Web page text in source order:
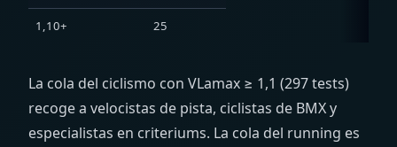
1,10+ 25
La cola del ciclismo con VLamax ≥ 1,1 (297 tests)
recoge a velocistas de pista, ciclistas de BMX y
especialistas en criteriums. La cola del running es